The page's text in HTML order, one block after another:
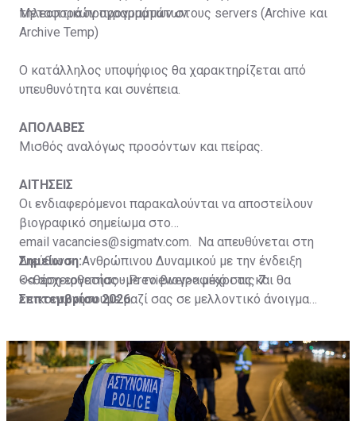
τηλεοπτικών προγραμμάτων
Μεταφορά προγραμμάτων στους servers (Archive και
Archive Temp)
Ο κατάλληλος υποψήφιος θα χαρακτηρίζεται από
υπευθυνότητα και συνέπεια.
ΑΠΟΛΑΒΕΣ
Μισθός αναλόγως προσόντων και πείρας.
ΑΙΤΗΣΕΙΣ
Οι ενδιαφερόμενοι παρακαλούνται να αποστείλουν
βιογραφικό σημείωμα στο
email vacancies@sigmatv.com . Να απευθύνεται στη
Διεύθυνση Ανθρώπινου Δυναμικού με την ένδειξη
<<θέση εργασίας - Previewer>> μέχρι τις7
Σεπτεμβρίου 2026.
Σημείωση:
Θα αρχειοθετήσουμε το βιογραφικό σας και θα
επικοινωνήσουμε μαζί σας σε μελλοντικό άνοιγμα
την ολοκλήρωση τριών (3) ετών από την ημέρα
αποστολής τους.